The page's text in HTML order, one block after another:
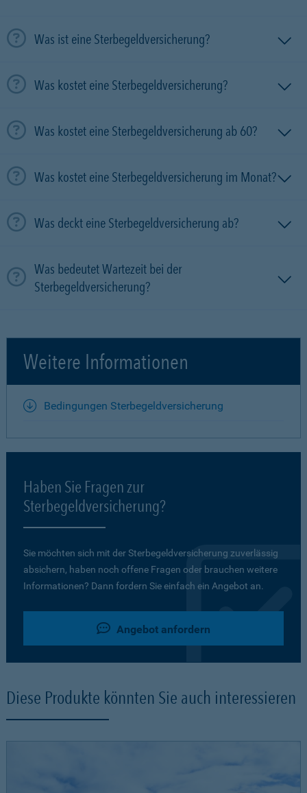
Was ist eine Sterbegeldversicherung?
Was kostet eine Sterbegeldversicherung?
Was kostet eine Sterbegeldversicherung ab 60?
Was kostet eine Sterbegeldversicherung im Monat?
Was deckt eine Sterbegeldversicherung ab?
Was bedeutet Wartezeit bei der
Sterbegeldversicherung?
Weitere Informationen
Bedingungen Sterbegeldversicherung
Haben Sie Fragen zur
Sterbegeldversicherung?
Sie möchten sich mit der Sterbegeldversicherung zuverlässig
absichern, haben noch offene Fragen oder brauchen weitere
Informationen? Dann fordern Sie einfach ein Angebot an.
Angebot anfordern
Diese Produkte könnten Sie auch interessieren